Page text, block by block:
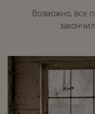
Возможно, все